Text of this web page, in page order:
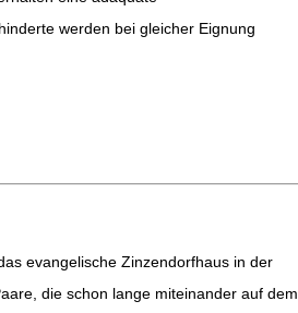
werden bei gleicher Eignung
evangelische Zinzendorfhaus in der
die schon lange miteinander auf dem